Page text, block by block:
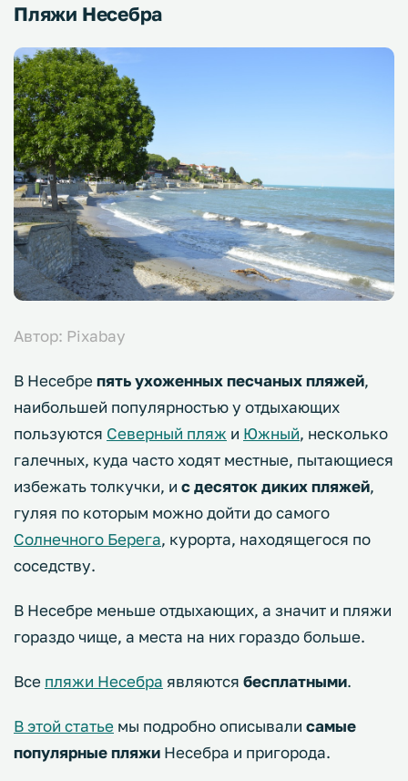
Пляжи Несебра
Автор: Pixabay
В Несебре пять ухоженных песчаных пляжей,
наибольшей популярностью у отдыхающих
пользуются Северный пляж и Южный, несколько
галечных, куда часто ходят местные, пытающиеся
избежать толкучки, и с десяток диких пляжей,
гуляя по которым можно дойти до самого
Солнечного Берега, курорта, находящегося по
соседству.
В Несебре меньше отдыхающих, а значит и пляжи
гораздо чище, а места на них гораздо больше.
Все пляжи Несебра являются бесплатными.
В этой статье мы подробно описывали самые
популярные пляжи Несебра и пригорода.